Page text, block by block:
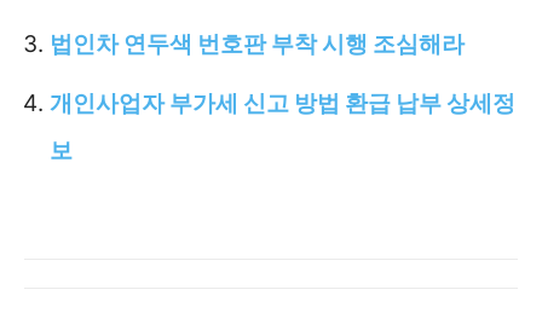
법인차 연두색 번호판 부착 시행 조심해라
개인사업자 부가세 신고 방법 환급 납부 상세정
보